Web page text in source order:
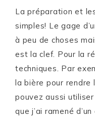
La préparation et
simples! Le gage
à peu de choses
est la clef. Pour la
techniques. Par
la bière pour rendre
pouvez aussi utiliser
que j’ai ramené